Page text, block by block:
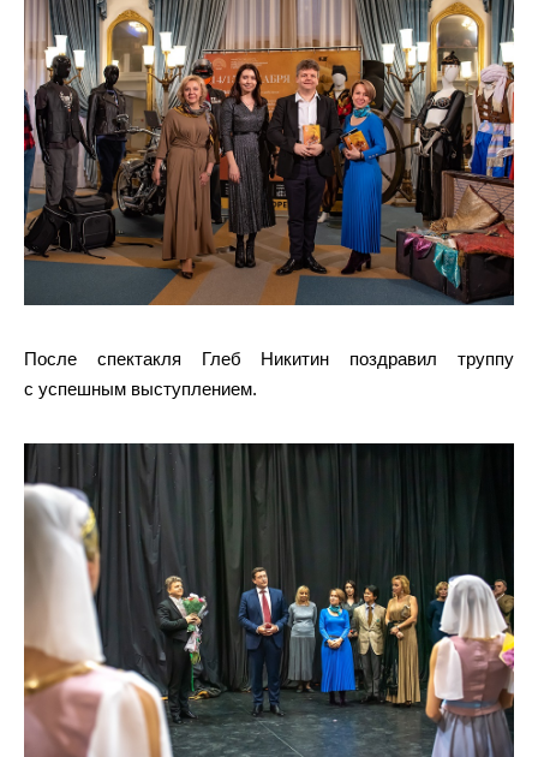
После спектакля Глеб Никитин поздравил труппу
с успешным выступлением.